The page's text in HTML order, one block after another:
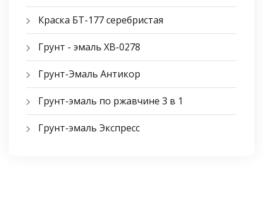
Краска БТ-177 серебристая
Грунт - эмаль ХВ-0278
Грунт-Эмаль Антикор
Грунт-эмаль по ржавчине 3 в 1
Грунт-эмаль Экспресс